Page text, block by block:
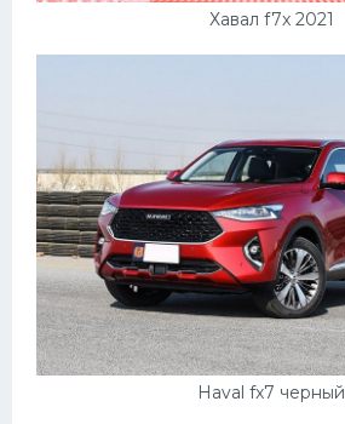
Хавал f7x 2021
Haval fx7 черный